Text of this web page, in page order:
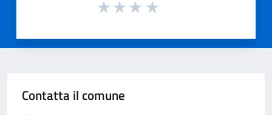
Contatta il comune